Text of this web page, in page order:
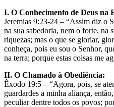
I. O Conhecimento de Deus na
Jeremias 9:23-24 – “Assim diz o
na sua sabedoria, nem o forte, na
riquezas; mas o que se gloriar,
conheça, pois eu sou o Senhor,
na terra; porque estas coisas me
II. O Chamado à Obediência:
Êxodo 19:5 – “Agora, pois, se
guardardes a minha aliança,
peculiar dentre todos os povos;